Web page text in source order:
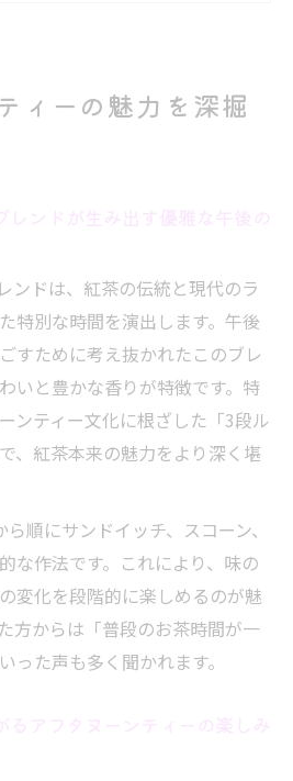
ティーブレンドの香りが特別
手軽さで広がるアフタヌー
コツ
いとブレンドの奥深さを堪
ィーブレンドの茶葉選びで
楽しむ繊細なアフタヌーン
ィーの飲み方で広がる味覚
もっと優雅なひとときに
ィーブレンドと3段ルールの
ィーの魅力を深掘
ンドは、紅茶の伝統と現代のラ
特別な時間を演出します。午後
すために考え抜かれたこのブレ
いと豊かな香りが特徴です。特
ンティー文化に根ざした「3段ル
、紅茶本来の魅力をより深く堪
順にサンドイッチ、スコーン、
な作法です。これにより、味の
変化を段階的に楽しめるのが魅
方からは「普段のお茶時間が一
った声も多く聞かれます。